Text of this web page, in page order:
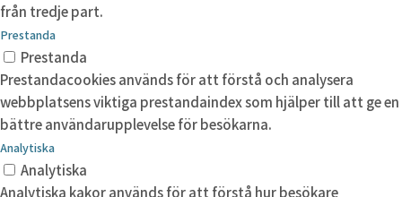
från tredje part.
Prestanda
Prestanda
Prestandacookies används för att förstå och analysera
webbplatsens viktiga prestandaindex som hjälper till att ge en
bättre användarupplevelse för besökarna.
Analytiska
Analytiska
Analytiska kakor används för att förstå hur besökare